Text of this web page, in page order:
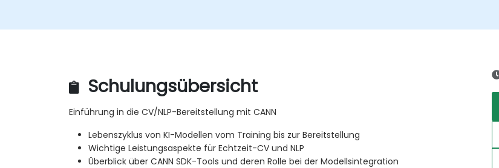
Schulungsübersicht
Einführung in die CV/NLP-Bereitstellung mit CANN
Lebenszyklus von KI-Modellen vom Training bis zur Bereitstellung
Wichtige Leistungsaspekte für Echtzeit-CV und NLP
Überblick über CANN SDK-Tools und deren Rolle bei der Modellsintegration